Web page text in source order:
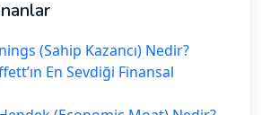
(Sahip Kazancı) Nedir?
En Sevdiği Finansal